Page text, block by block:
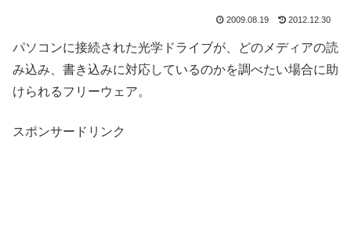
2009.08.19 2012.12.30
パソコンに接続された光学ドライブが、どのメディアの読
み込み、書き込みに対応しているのかを調べたい場合に助
けられるフリーウェア。
スポンサードリンク